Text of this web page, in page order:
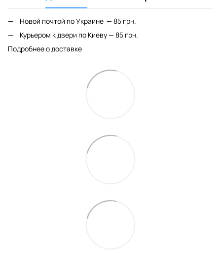
Новой почтой по Украине — 85 грн.
Курьером к двери по Киеву — 85 грн.
Подробнее о доставке